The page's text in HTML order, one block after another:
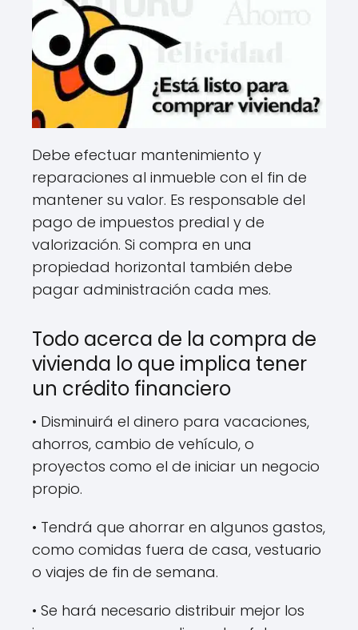
Debe efectuar mantenimiento y
reparaciones al inmueble con el fin de
mantener su valor. Es responsable del
pago de impuestos predial y de
valorización. Si compra en una
propiedad horizontal también debe
pagar administración cada mes.
Todo acerca de la compra de
vivienda lo que implica tener
un crédito financiero
• Disminuirá el dinero para vacaciones,
ahorros, cambio de vehículo, o
proyectos como el de iniciar un negocio
propio.
• Tendrá que ahorrar en algunos gastos,
como comidas fuera de casa, vestuario
o viajes de fin de semana.
• Se hará necesario distribuir mejor los